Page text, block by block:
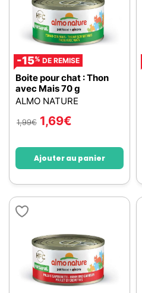
-15% DE REMISE
Boite pour chat : Thon
avec Mais 70 g
ALMO NATURE
1,99€ 1,69€
Ajouter au panier